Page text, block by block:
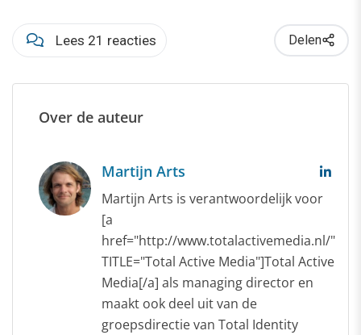
Lees 21 reacties Delen
Over de auteur
Martijn Arts
Martijn Arts is verantwoordelijk voor
[a
href="http://www.totalactivemedia.nl/"
TITLE="Total Active Media"]Total Active
Media[/a] als managing director en
maakt ook deel uit van de
groepsdirectie van Total Identity